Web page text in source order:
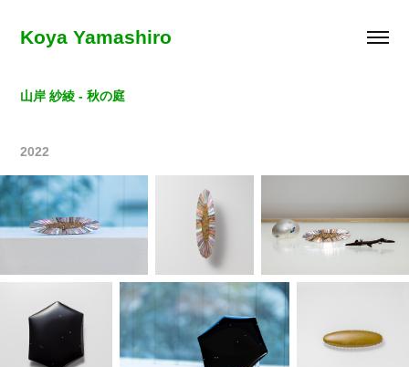
Koya Yamashiro
山岸 紗綾 - 秋の庭
2022